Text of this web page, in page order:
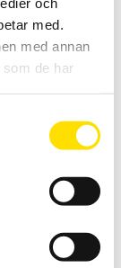
med.
med annan
de har
200°C för I-